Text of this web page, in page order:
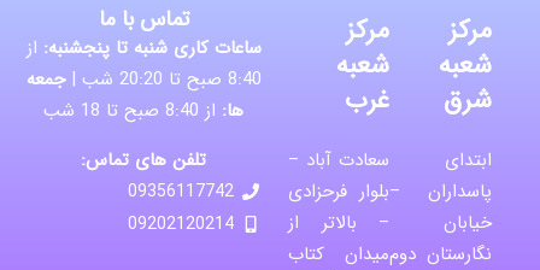
مرکز
شعبه
شرق
ابتدای
پاسداران –
خیابان
نگارستان دوم
مرکز
شعبه
غرب
سعادت آباد –
بلوار فرحزادی
– بالاتر از
میدان کتاب
تماس با ما
ساعات کاری شنبه تا پنجشنبه: از
8:40 صبح تا 20:20 شب |
جمعه
ها: از 8:40 صبح تا 18 شب
تلفن های تماس:
09356117742
09202120214